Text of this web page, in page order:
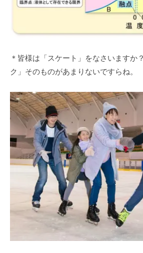
＊皆様は「スケート」をなさいますか
ク」そのものがあまりないですらね。